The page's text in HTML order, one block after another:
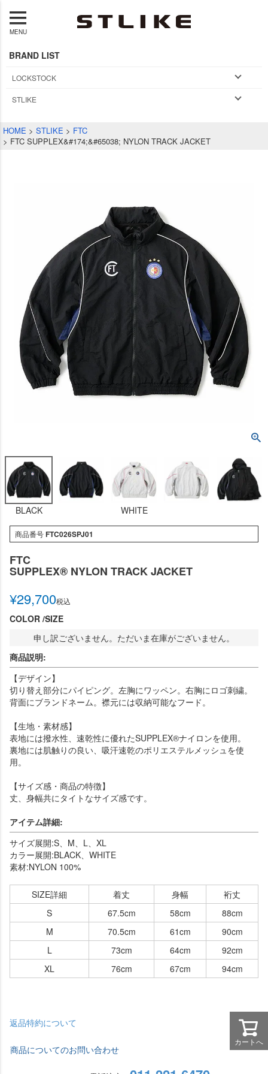
MENU
BRAND LIST
LOCKSTOCK
STLIKE
HOME STLIKE
FTC
FTC SUPPLEX&#174;&#65038; NYLON TRACK JACKET
BLACK WHITE
商品番号FTC026SPJ01
FTC
SUPPLEX®︎ NYLON TRACK JACKET
¥29,700税込
COLOR SIZE
申し訳ございません。ただいま在庫がございません。
商品説明:
【デザイン】
切り替え部分にパイピング。左胸にワッペン。右胸にロゴ刺繍。
背面にブランドネーム。襟元には収納可能なフード。
【生地・素材感】
表地には撥水性、速乾性に優れたSUPPLEX®︎ナイロンを使用。
裏地には肌触りの良い、吸汗速乾のポリエステルメッシュを使
用。
【サイズ感・商品の特徴】
丈、身幅共にタイトなサイズ感です。
アイテム詳細:
サイズ展開:S、M、L、XL
カラー展開:BLACK、WHITE
素材:NYLON 100%
SIZE詳細 着丈 身幅
裄丈
S
67.5cm 58cm
88cm
M
70.5cm 61cm
90cm
L
73cm 64cm
92cm
XL
76cm 67cm 94cm
返品特約について
商品についてのお問い合わせ
カートへ